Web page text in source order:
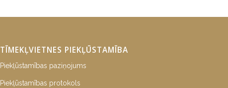
TĪMEKĻVIETNES PIEKĻŪSTAMĪBA
Piekļūstamības paziņojums
Piekļūstamības protokols